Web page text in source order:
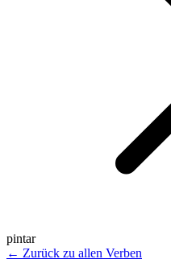
pintar
← Zurück zu allen Verben